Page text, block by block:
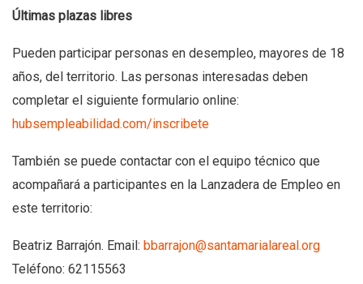
Últimas plazas libres
Pueden participar personas en desempleo, mayores de 18
años, del territorio. Las personas interesadas deben
completar el siguiente formulario online:
hubsempleabilidad.com/inscribete
También se puede contactar con el equipo técnico que
acompañará a participantes en la Lanzadera de Empleo en
este territorio:
Beatriz Barrajón. Email: bbarrajon@santamarialareal.org
Teléfono: 62115563